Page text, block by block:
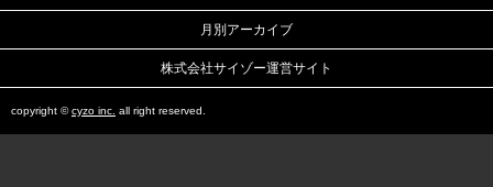
月別アーカイブ
株式会社サイゾー運営サイト
copyright ©cyzo inc. all right reserved.